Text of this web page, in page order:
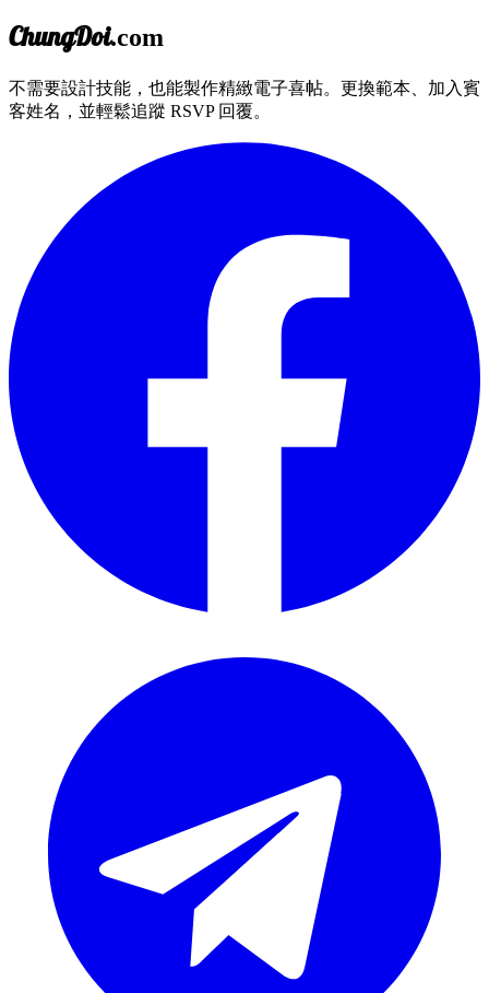
ChungDoi.com
不需要設計技能，也能製作精緻電子喜帖。更換範本、加入賓
客姓名，並輕鬆追蹤 RSVP 回覆。